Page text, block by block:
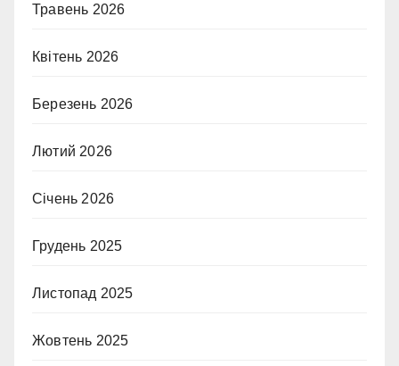
Травень 2026
Квітень 2026
Березень 2026
Лютий 2026
Січень 2026
Грудень 2025
Листопад 2025
Жовтень 2025